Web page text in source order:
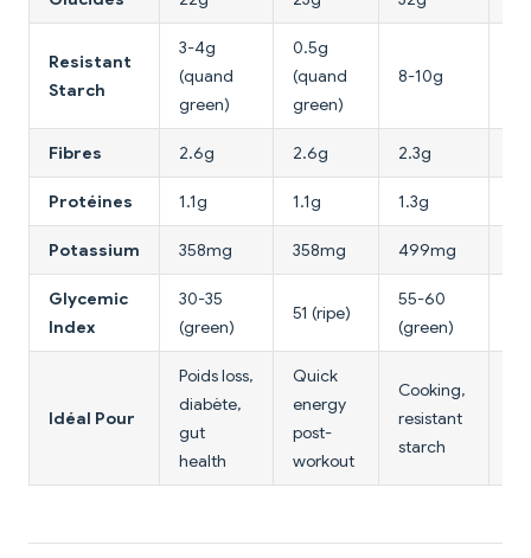
Resistant
Starch
3-4g
(quand
green)
0.5g
(quand
green)
8-10g
Fibres 2.6g 2.6g 2.3g
Protéines 1.1g 1.1g 1.3g
Potassium 358mg 358mg 499mg
Glycemic
Index
30-35
(green)
51 (ripe)
55-60
(green)
Idéal Pour
Poids loss,
diabète,
gut
health
Quick
energy
post-
workout
Cooking,
resistant
starch